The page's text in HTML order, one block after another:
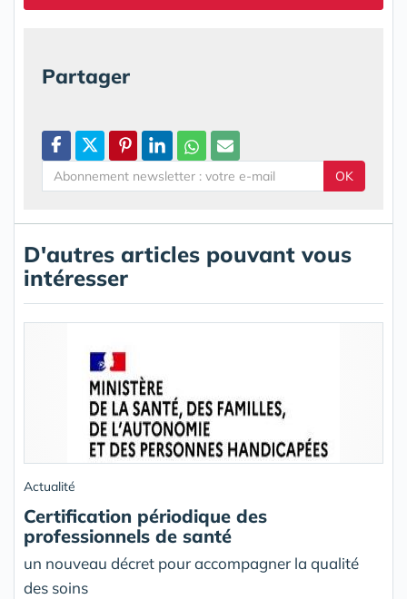
Partager
OK
D'autres articles pouvant vous
intéresser
Actualité
Certification périodique des
professionnels de santé
un nouveau décret pour accompagner la qualité
des soins